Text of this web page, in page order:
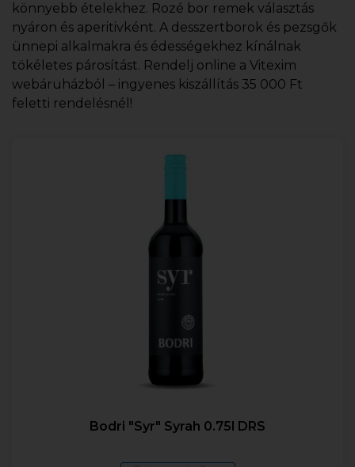
könnyebb ételekhez. Rozé bor remek választás
nyáron és aperitivként. A desszertborok és pezsgők
ünnepi alkalmakra és édességekhez kínálnak
tökéletes párosítást. Rendelj online a Vitexim
webáruházból – ingyenes kiszállítás 35 000 Ft
feletti rendelésnél!
Bodri "Syr" Syrah 0.75l DRS